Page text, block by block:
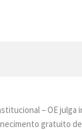
– OE
gratuito